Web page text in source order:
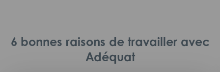
6 bonnes raisons de travailler avec
Adéquat